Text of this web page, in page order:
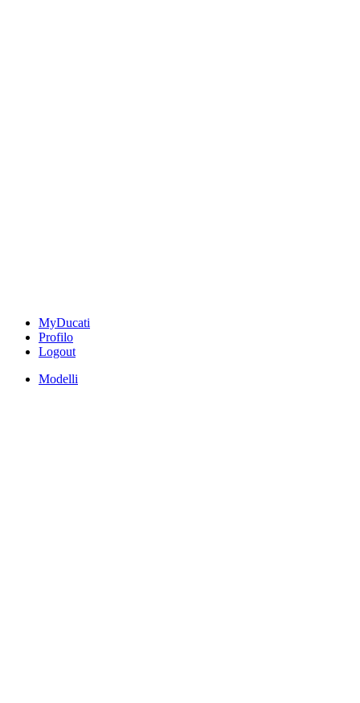
MyDucati
Profilo
Logout
Modelli